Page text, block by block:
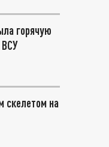
горячую
скелетом на